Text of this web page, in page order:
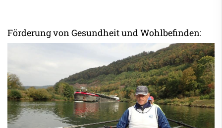
Förderung von Gesundheit und Wohlbefinden: